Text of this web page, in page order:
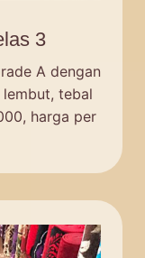
3
A dengan
tebal
harga per